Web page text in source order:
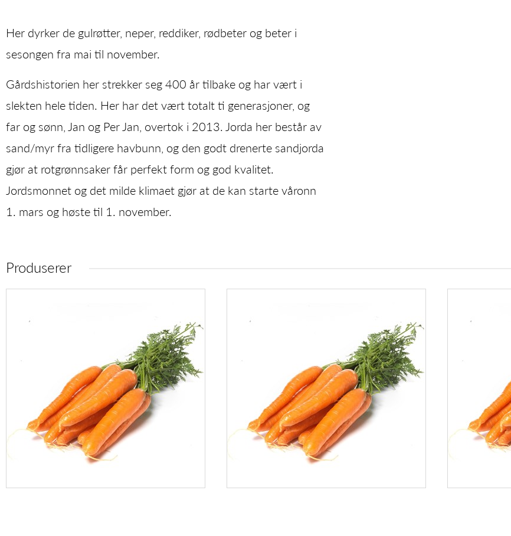
Her dyrker de gulrøtter, neper, reddiker, rødbeter og beter i
sesongen fra mai til november.
Gårdshistorien her strekker seg 400 år tilbake og har vært i
slekten hele tiden. Her har det vært totalt ti generasjoner, og
far og sønn, Jan og Per Jan, overtok i 2013. Jorda her består av
sand/myr fra tidligere havbunn, og den godt drenerte sandjorda
gjør at rotgrønnsaker får perfekt form og god kvalitet.
Jordsmonnet og det milde klimaet gjør at de kan starte våronn
1. mars og høste til 1. november.
Produserer
GULROT
BUNT
GULROT
BUNT
POSE